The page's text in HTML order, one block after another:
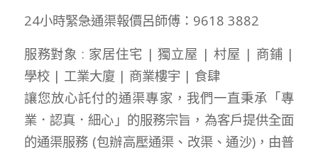
24小時緊急通渠報價呂師傅：9618 3882
服務對象 : 家居住宅 | 獨立屋 | 村屋 | 商鋪 |
學校 | 工業大廈 | 商業樓宇 | 食肆
讓您放心託付的通渠專家，我們一直秉承「專
業．認真．細心」的服務宗旨，為客戶提供全面
的通渠服務 (包辦高壓通渠、改渠、通沙)，由普